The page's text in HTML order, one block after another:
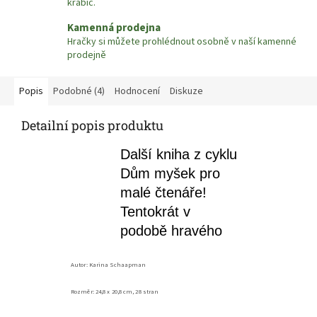
krabic.
Kamenná prodejna
Hračky si můžete prohlédnout osobně v naší kamenné
prodejně
Popis Podobné (4) Hodnocení Diskuze
Detailní popis produktu
Další kniha z cyklu
Dům myšek pro
malé čtenáře!
Tentokrát v
podobě hravého
nejmenší děti.
Naučte se
Autor: Karina Schaapman
Rozměr:24,8 x 20,8cm, 28 stran